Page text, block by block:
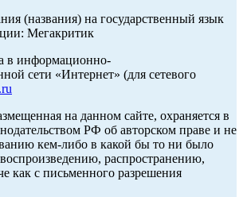
(названия) на государственный язык
Мегакритик
в информационно-
сети «Интернет» (для сетевого
на данном сайте, охраняется в
РФ об авторском праве и не
кем-либо в какой бы то ни было
распространению,
как с письменного разрешения